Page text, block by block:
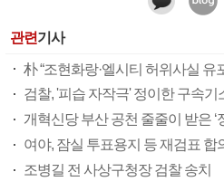
관련기사
朴 “조현화랑·엘시티 허위사실 유
검찰, '피습 자작극' 정이한 구속기
개혁신당 부산 공천 줄줄이 받은 ‘
여야, 잠실 투표용지 등 재검표 합
조병길 전 사상구청장 검찰 송치